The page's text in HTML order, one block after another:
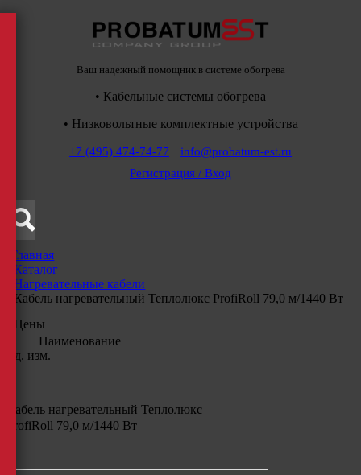
Ваш надежный помощник в системе обогрева
• Кабельные системы обогрева
• Низковольтные комплектные устройства
+7 (495) 474-74-77
info@probatum-est.ru
Регистрация / Вход
Главная
Каталог
Нагревательные кабели
Кабель нагревательный Теплолюкс ProfiRoll 79,0 м/1440 Вт
Цены
Наименование
Ед. изм.
Кабель нагревательный Теплолюкс
ProfiRoll 79,0 м/1440 Вт